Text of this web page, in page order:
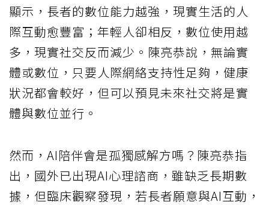
顯示，長者的數位能力越強，現實生活的人
際互動愈豐富；年輕人卻相反，數位使用越
多，現實社交反而減少。陳亮恭說，無論實
體或數位，只要人際網絡支持性足夠，健康
狀況都會較好，但可以預見未來社交將是實
體與數位並行。
然而，AI陪伴會是孤獨感解方嗎？陳亮恭指
出，國外已出現AI心理諮商，雖缺乏長期數
據，但臨床觀察發現，若長者願意與AI互動，